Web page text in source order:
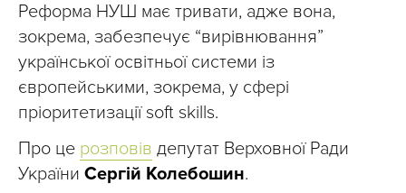
Реформа НУШ має тривати, адже вона,
зокрема, забезпечує “вирівнювання”
української освітньої системи із
європейськими, зокрема, у сфері
пріоритетизації soft skills.
Про це розповів депутат Верховної Ради
України Сергій Колебошин.